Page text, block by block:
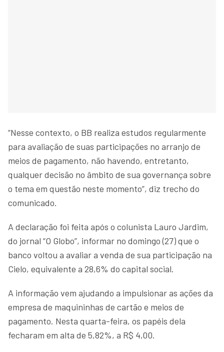
“Nesse contexto, o BB realiza estudos regularmente
para avaliação de suas participações no arranjo de
meios de pagamento, não havendo, entretanto,
qualquer decisão no âmbito de sua governança sobre
o tema em questão neste momento”, diz trecho do
comunicado.
A declaração foi feita após o colunista Lauro Jardim,
do jornal “O Globo”, informar no domingo (27) que o
banco voltou a avaliar a venda de sua participação na
Cielo, equivalente a 28,6% do capital social.
A informação vem ajudando a impulsionar as ações da
empresa de maquininhas de cartão e meios de
pagamento. Nesta quarta-feira, os papéis dela
fecharam em alta de 5,82%, a R$ 4,00.